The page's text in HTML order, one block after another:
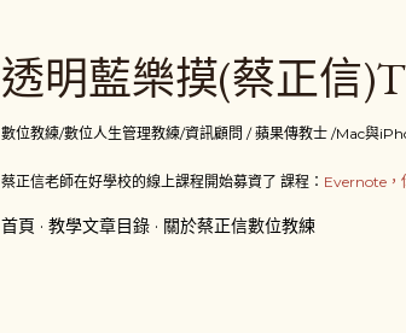
透明藍樂摸(蔡正信
數位教練/數位人生管理教練/資訊顧問 / 蘋果傳教士 /Mac與
蔡正信老師在好學校的線上課程開始募資了 課程： Evernote，
首頁 教學文章目錄 關於蔡正信數位教練